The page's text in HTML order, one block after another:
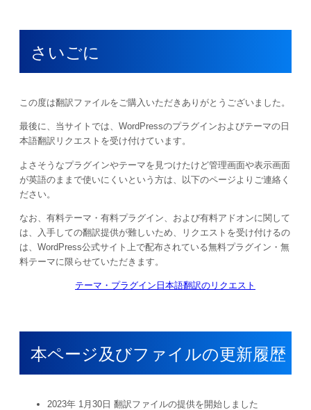
さいごに
この度は翻訳ファイルをご購入いただきありがとうございました。
最後に、当サイトでは、WordPressのプラグインおよびテーマの日
本語翻訳リクエストを受け付けています。
よさそうなプラグインやテーマを見つけたけど管理画面や表示画面
が英語のままで使いにくいという方は、以下のページよりご連絡く
ださい。
なお、有料テーマ・有料プラグイン、および有料アドオンに関して
は、入手しての翻訳提供が難しいため、リクエストを受け付けるの
は、WordPress公式サイト上で配布されている無料プラグイン・無
料テーマに限らせていただきます。
テーマ・プラグイン日本語翻訳のリクエスト
本ページ及びファイルの更新履歴
2023年 1月30日 翻訳ファイルの提供を開始しました